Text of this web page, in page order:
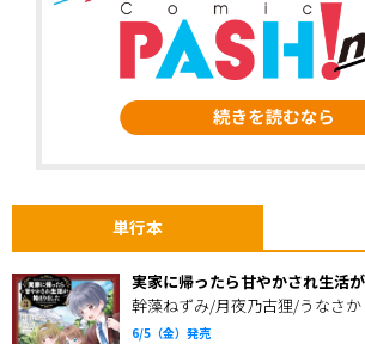
単行本
実家に帰ったら甘やかされ生活
ク）３
幹藻ねずみ/月夜乃古狸/うなさか
6/5（金）発売